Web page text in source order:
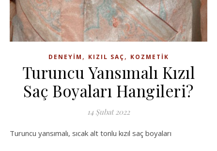
DENEYIM , KIZIL SAÇ, KOZMETIK
Turuncu Yansımalı Kızıl
Saç Boyaları Hangileri?
14 Şubat 2022
Turuncu yansımalı, sıcak alt tonlu kızıl saç boyaları